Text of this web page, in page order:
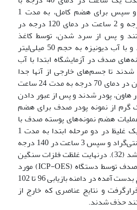
استفاده از حمام آبی و سپس برای هضم کامل، به مدت 1
ساعت در دمای 90 درجه و 2 ساعت در دمای 120 درجه در
و پس از سرد شدن، توسط کاغذ
واتمن 42 فیلتر شدند و با آب دیونیزه به حجم 50 میلی‌لیتر
(23). نمونه‌های صدف در آزمایشگاه ابتدا با آب
تا جسم‌های خارجی از آنها جدا
شوند، صدف­ها توسط آون در دمای 70 درجه به مدت 24 ساعت
پودر شدند و پس از عبور دادن
یک گرم از نمونه پودر صدف برای هضم
هضم نمونه‌های پوسته صدف با
استفاده از اسید نیتریک غلیظ در دو مرحله ابتدا به مدت 1
ساعت در 40 درجه سانتی‌گراد و سپس 3 ساعت در 140 درجه
در راکتور هضم انجام شد (32). درنهایت غلظت فلزات سنگین
در نمونه­های رسوب و صدف توسط دستگاه (ICP-OES) مورد
آنالیز قرارگرفتند نتایج بدست آمده در دامنه بازیابی 96 تا 102
و نتایج عناصری که خارج از
حذف شدند.